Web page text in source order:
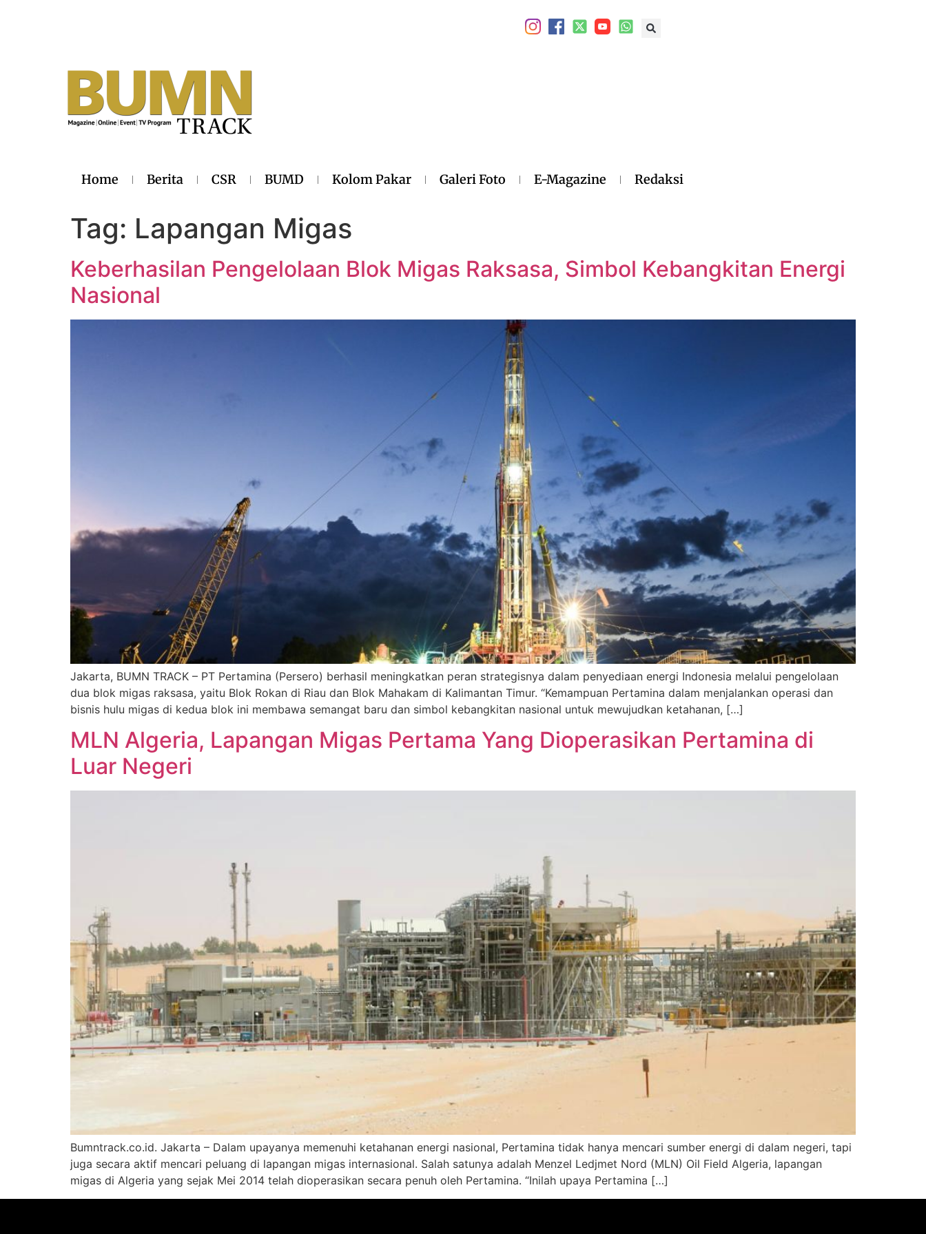
Home Berita CSR BUMD Kolom Pakar Galeri Foto E-Magazine Redaksi
Tag: Lapangan Migas
Keberhasilan Pengelolaan Blok Migas Raksasa, Simbol Kebangkitan Energi
Nasional
Jakarta, BUMN TRACK – PT Pertamina (Persero) berhasil meningkatkan peran strategisnya dalam penyediaan energi Indonesia melalui pengelolaan
dua blok migas raksasa, yaitu Blok Rokan di Riau dan Blok Mahakam di Kalimantan Timur. “Kemampuan Pertamina dalam menjalankan operasi dan
bisnis hulu migas di kedua blok ini membawa semangat baru dan simbol kebangkitan nasional untuk mewujudkan ketahanan, […]
MLN Algeria, Lapangan Migas Pertama Yang Dioperasikan Pertamina di
Luar Negeri
Bumntrack.co.id. Jakarta – Dalam upayanya memenuhi ketahanan energi nasional, Pertamina tidak hanya mencari sumber energi di dalam negeri, tapi
juga secara aktif mencari peluang di lapangan migas internasional. Salah satunya adalah Menzel Ledjmet Nord (MLN) Oil Field Algeria, lapangan
migas di Algeria yang sejak Mei 2014 telah dioperasikan secara penuh oleh Pertamina. “Inilah upaya Pertamina […]